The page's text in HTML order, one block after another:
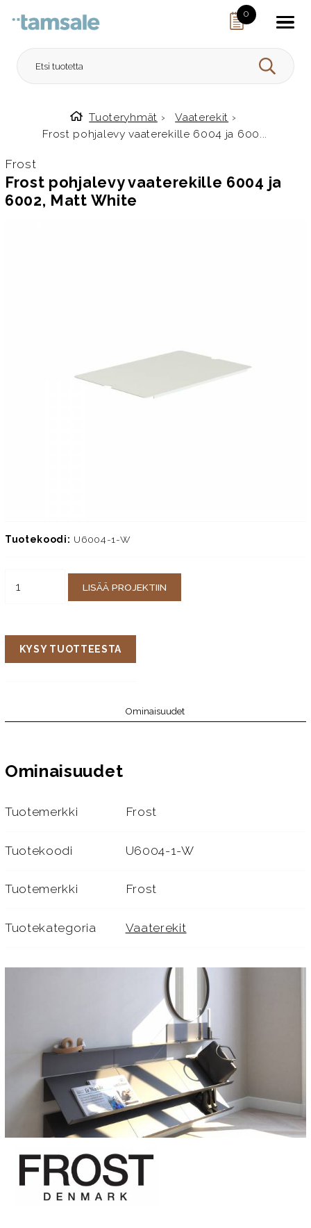
0
HAE
Etusivulle
Tuoteryhmät › Vaaterekit ›
Frost pohjalevy vaaterekille 6004 ja 600...
Frost
Frost pohjalevy vaaterekille 6004 ja
6002, Matt White
Tuotekoodi: U6004-1-W
LISÄÄ PROJEKTIIN
KYSY TUOTTEESTA
Ominaisuudet
Ominaisuudet
Tuotemerkki Frost
Tuotekoodi U6004-1-W
Tuotemerkki Frost
Tuotekategoria Vaaterekit